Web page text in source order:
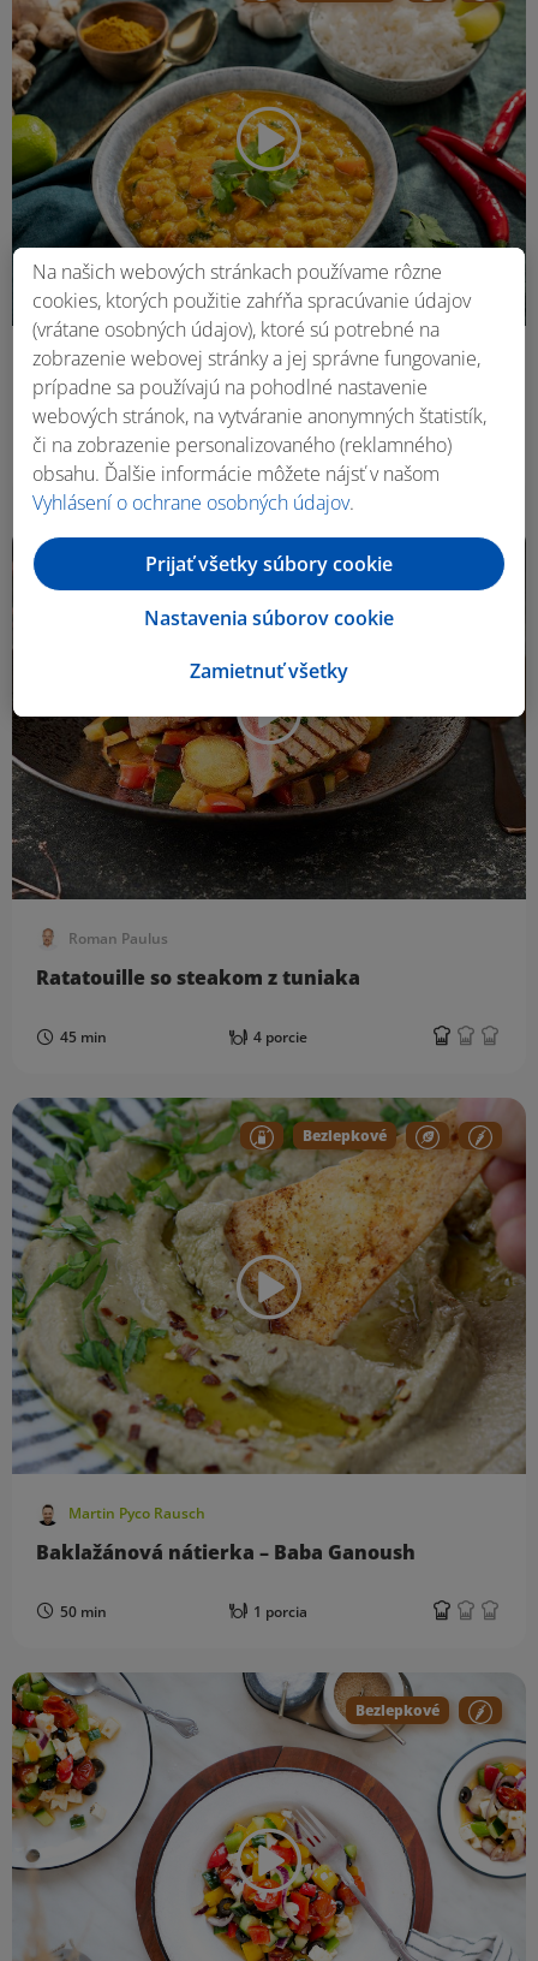
Roman Paulus
Cícerové karí
30 min 4 porcie
Roman Paulus
Ratatouille so steakom z tuniaka
45 min 4 porcie
Bezlepkové
Martin Pyco Rausch
Baklažánová nátierka – Baba Ganoush
50 min 1 porcia
Bezlepkové
Na našich webových stránkach používame rôzne
cookies, ktorých použitie zahŕňa spracúvanie údajov
(vrátane osobných údajov), ktoré sú potrebné na
zobrazenie webovej stránky a jej správne fungovanie,
prípadne sa používajú na pohodlné nastavenie
webových stránok, na vytváranie anonymných štatistík,
či na zobrazenie personalizovaného (reklamného)
obsahu. Ďalšie informácie môžete nájsť v našom
Vyhlásení o ochrane osobných údajov.
Zamietnuť všetky
Nastavenia súborov cookie
Prijať všetky súbory cookie